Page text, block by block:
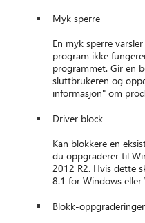
Myk sperre
En myk sperre
program ikke
programmet. Gir en
sluttbrukeren og
informasjon" om
Driver block
Kan blokkere en
du oppgraderer til
2012 R2. Hvis dette
8.1 for Windows eller
Blokk-